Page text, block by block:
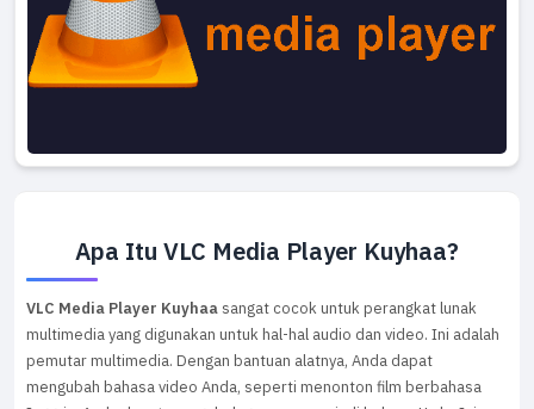
Apa Itu VLC Media Player Kuyhaa?
VLC Media Player Kuyhaa sangat cocok untuk perangkat lunak
multimedia yang digunakan untuk hal-hal audio dan video. Ini adalah
pemutar multimedia. Dengan bantuan alatnya, Anda dapat
mengubah bahasa video Anda, seperti menonton film berbahasa